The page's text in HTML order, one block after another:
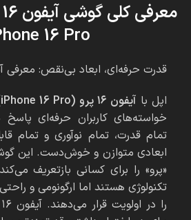
معرفی کلی گوشی آیفون 16 پرو اپل
16 Pro
قدرت حرفه‌ای، ابعاد بی‌نقص: معرفی آیفون
اپل با آیفون ۱۶ پرو (iPhone 16 Pro)
خواسته‌های کاربران حرفه‌ای
تمام قدرت، تمام نوآوری و تمام
ابعادی متوازن و خوش‌دست. این
«پرو» را برای کسانی بازتعریف
تکنولوژی هستند اما ارگونومی و